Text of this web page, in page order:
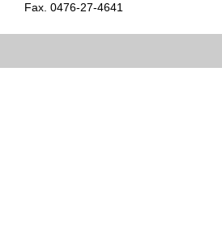
Fax. 0476-27-4641